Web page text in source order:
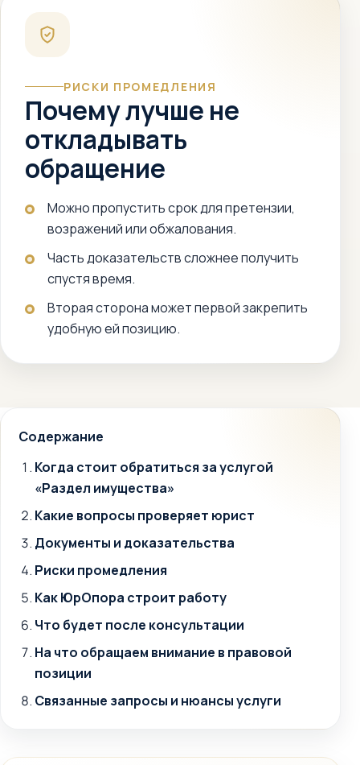
РИСКИ ПРОМЕДЛЕНИЯ
Почему лучше не
откладывать
обращение
Можно пропустить срок для претензии,
возражений или обжалования.
Часть доказательств сложнее получить
спустя время.
Вторая сторона может первой закрепить
удобную ей позицию.
Содержание
Когда стоит обратиться за услугой
«Раздел имущества»
Какие вопросы проверяет юрист
Документы и доказательства
Риски промедления
Как ЮрОпора строит работу
Что будет после консультации
На что обращаем внимание в правовой
позиции
Связанные запросы и нюансы услуги